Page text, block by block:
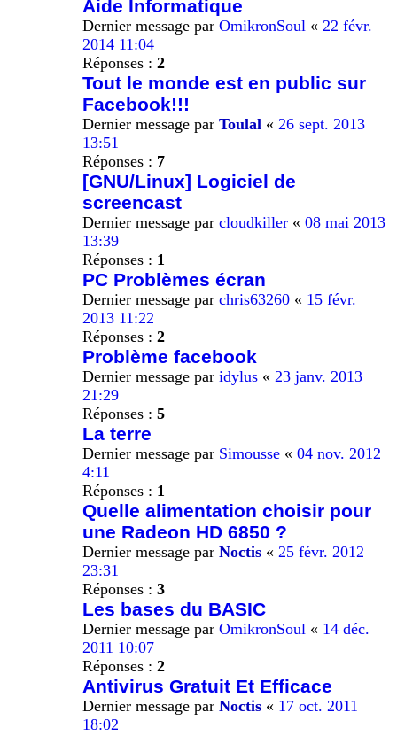
Aide Informatique
Dernier message par OmikronSoul « 22 févr.
2014 11:04
Réponses : 2
Tout le monde est en public sur
Facebook!!!
Dernier message par Toulal « 26 sept. 2013
13:51
Réponses : 7
[GNU/Linux] Logiciel de
screencast
Dernier message par cloudkiller « 08 mai 2013
13:39
Réponses : 1
PC Problèmes écran
Dernier message par chris63260 « 15 févr.
2013 11:22
Réponses : 2
Problème facebook
Dernier message par idylus « 23 janv. 2013
21:29
Réponses : 5
La terre
Dernier message par Simousse « 04 nov. 2012
4:11
Réponses : 1
Quelle alimentation choisir pour
une Radeon HD 6850 ?
Dernier message par Noctis « 25 févr. 2012
23:31
Réponses : 3
Les bases du BASIC
Dernier message par OmikronSoul « 14 déc.
2011 10:07
Réponses : 2
Antivirus Gratuit Et Efficace
Dernier message par Noctis « 17 oct. 2011
18:02